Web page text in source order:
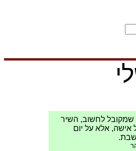
שמקובל לחשוב, השיר
אישה, אלא על יום